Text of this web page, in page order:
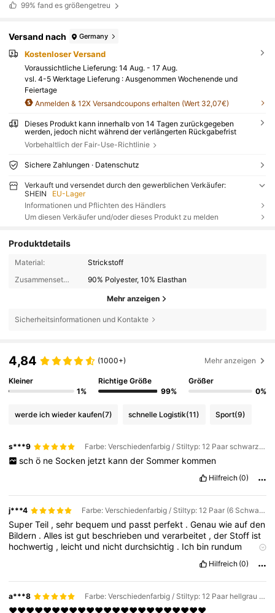
99% fand es größengetreu
Versand nach Germany
Kostenloser Versand
Voraussichtliche Lieferung: 14 Aug. - 17 Aug.
vsl. 4-5 Werktage Lieferung : Ausgenommen Wochenende und
Feiertage
Anmelden & 12X Versandcoupons erhalten (Wert 32,07€)
Dieses Produkt kann innerhalb von 14 Tagen zurückgegeben
werden, jedoch nicht während der verlängerten Rückgabefrist
Vorbehaltlich der Fair-Use-Richtlinie
Sichere Zahlungen · Datenschutz
Verkauft und versendet durch den gewerblichen Verkäufer:
SHEIN
EU-Lager
Informationen und Pflichten des Händlers
Um diesen Verkäufer und/oder dieses Produkt zu melden
Produktdetails
Material:
Strickstoff
Zusammensetzung:
90% Polyester, 10% Elasthan
Mehr anzeigen
Sicherheitsinformationen und Kontakte
4,84 (1000+) Mehr anzeigen
Kleiner
1%
Richtige Größe
99%
Größer
0%
werde ich wieder kaufen(7) schnelle Logistik(11) Sport(9)
s***9 Farbe: Verschiedenfarbig / Stiltyp: 12 Paar schwarze / Größe: 41-46
sch ö ne Socken jetzt kann der Sommer kommen
Hilfreich (0)
j***4 Farbe: Verschiedenfarbig / Stiltyp: 12 Paar (6 Schwarz + 6 Weiß) / Größe: 41-46
SuperTeil ,sehr bequem und passt perfekt .Genauwieaufden
Bildern .Alles istgut beschrieben undverarbeitet ,der Stoff ist
hochwertig , leicht und nichtdurchsichtig . Ich bin rundum
Hilfreich (0)
a***8 Farbe: Verschiedenfarbig / Stiltyp: 12 Paar hellgrau / Größe: 41-46
❤️❤️❤️❤️❤️❤️❤️❤️❤️❤️❤️❤️❤️❤️❤️❤️❤️❤️❤️❤️❤️❤️❤️